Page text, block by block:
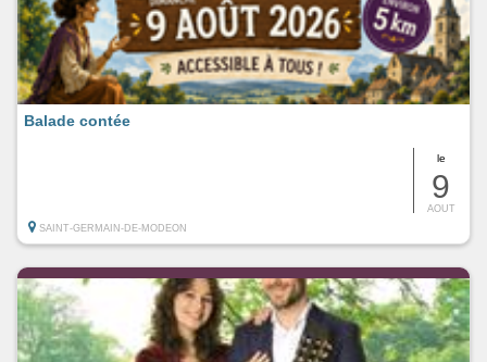
le
9
AOUT
Balade contée
SAINT-GERMAIN-DE-MODEON